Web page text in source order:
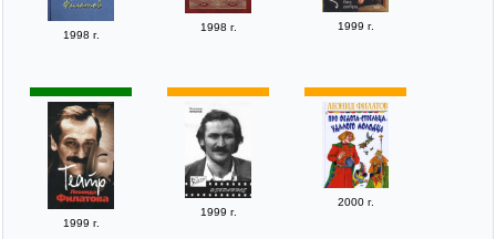
1998 г.
1998 г. 1999 г.
1999 г.
1999 г.
2000 г.